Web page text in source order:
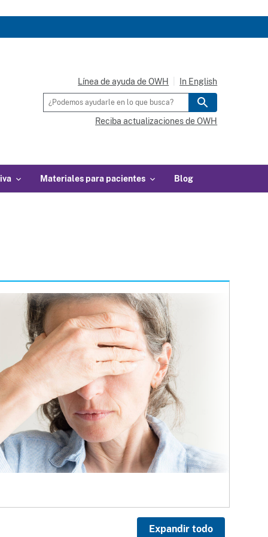
Materiales para pacientes Blog
Línea de ayuda de OWH In English
Reciba actualizaciones de OWH
Expandir todo